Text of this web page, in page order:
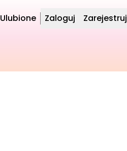
Ulubione Zaloguj Zarejestruj